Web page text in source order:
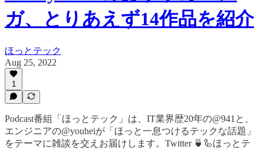
ガ、とりあえず14作品を紹介
ほっとテック
Aug 25, 2022
1
Podcast番組「ほっとテック」は、IT業界歴20年の@941と、
エンジニアの@youheiが「ほっと一息つけるテックな話題」
をテーマに雑談を交えお届けします。Twitter 🍵🦾ほっとテ